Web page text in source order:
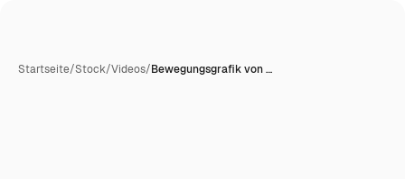
Startseite/Stock/Videos/Bewegungsgrafik von …